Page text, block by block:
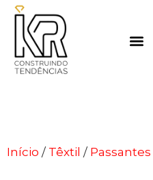
Início / Têxtil / Passantes